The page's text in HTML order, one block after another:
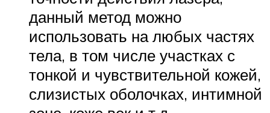
данный метод можно
использовать на любых частях
тела, в том числе участках с
тонкой и чувствительной кожей,
слизистых оболочках, интимной